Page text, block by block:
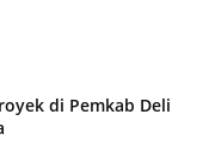
di Pemkab Deli